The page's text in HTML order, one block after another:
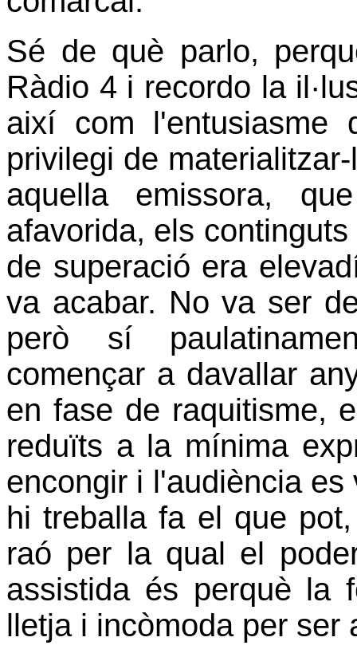
Sé de què parlo,
Ràdio 4 i recordo la
així com
privilegi de
aquella emissora,
afavorida, els
de superació era
va acabar. No va ser
però sí
començar a davallar
en fase de raquitisme,
reduïts a la mínima
encongir i l'audiència
hi treballa fa el que
raó per la qual el
assistida és perquè la
lletja i incòmoda per ser